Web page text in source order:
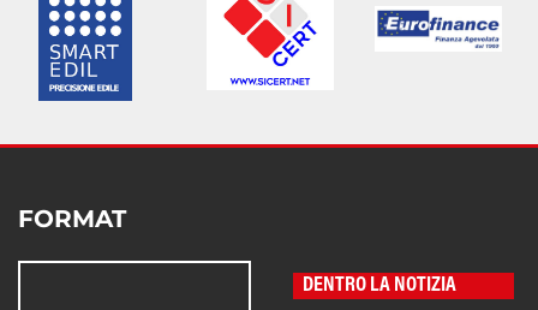
FORMAT
DENTRO LA NOTIZIA